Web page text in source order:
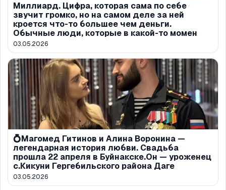
Миллиард. Цифра, которая сама по себе
звучит громко, но на самом деле за ней
кроется что-то большее чем деньги.
Обычные люди, которые в какой-то момен
03.05.2026
💍Магомед Гитинов и Алина Воронина —
легендарная история любви. Свадьба
прошла 22 апреля в Буйнакске.Он — уроженец
с.Кикуни Гергебильского района Даге
03.05.2026